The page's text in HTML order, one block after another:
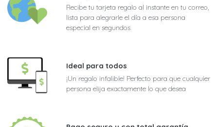
Recibe tu tarjeta regalo al instante en tu correo,
lista para alegrarle el día a esa persona
especial en segundos
Ideal para todos
¡Un regalo infalible! Perfecto para que cualquier
persona elija exactamente lo que desea